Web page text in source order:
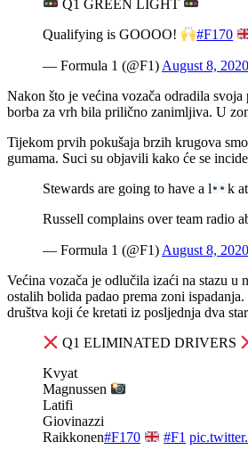
Q1 GREEN LIGHT
Qualifying is GOOOO! #F170
— Formula 1 (@F1) August 8, 2020
Nakon što je većina vozača odradila
borba za vrh bila prilično zanimljiva. U
Tijekom prvih pokušaja brzih krugova
gumama. Suci su objavili kako će se
Stewards are going to have a l k
Russell complains over team radio
— Formula 1 (@F1) August 8, 2020
Većina vozača je odlučila izaći na stazu u
ostalih bolida padao prema zoni
društva koji će kretati iz posljednja dva
Q1 ELIMINATED DRIVERS
Kvyat
Magnussen
Latifi
Giovinazzi
Raikkonen#F170 #F1